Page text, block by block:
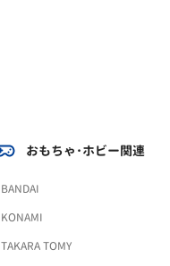
おもちゃ･ホビー関連
BANDAI
KONAMI
TAKARA TOMY